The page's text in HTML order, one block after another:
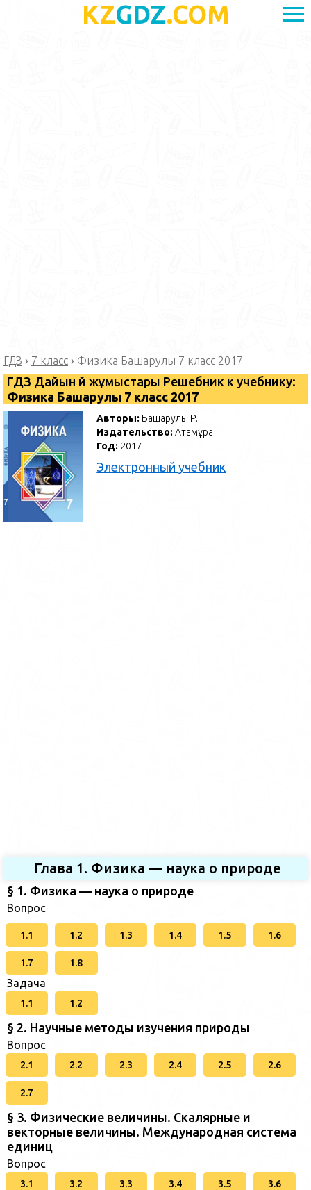
KZGDZ.COM
ГДЗ › 7 класс › Физика Башарулы 7 класс 2017
ГДЗ Дайын үй жұмыстары Решебник к учебнику:
Физика Башарулы 7 класс 2017
Авторы: Башарулы Р.
Издательство:Атамұра
Год: 2017
Электронный учебник
Глава 1. Физика — наука о природе
§ 1. Физика — наука о природе
Вопрос
1.1 1.2 1.3 1.4 1.5 1.6
1.7 1.8
Задача
1.1 1.2
§ 2. Научные методы изучения природы
Вопрос
2.1 2.2 2.3 2.4 2.5 2.6
2.7
§ 3. Физические величины. Скалярные и
векторные величины. Международная система
единиц
Вопрос
3.1 3.2 3.3 3.4 3.5 3.6